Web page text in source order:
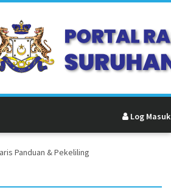
Log Masuk
Panduan & Pekeliling